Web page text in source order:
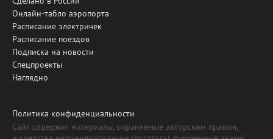
Онлайн-табло аэропорта
Расписание электричек
Расписание поездов
Подписка на новости
Спецпроекты
Наглядно
Политика конфиденциальности
Сайт содержит материалы, охраняемые авторским правом,